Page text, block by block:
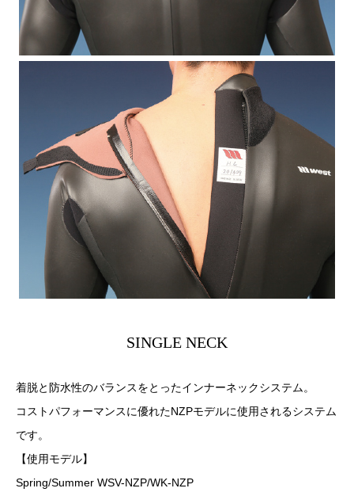
SINGLE NECK
着脱と防水性のバランスをとったインナーネックシステム。
コストパフォーマンスに優れたNZPモデルに使用されるシステム
です。
【使用モデル】
Spring/Summer WSV-NZP/WK-NZP